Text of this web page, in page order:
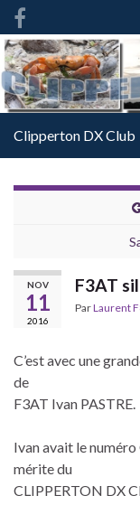
Clipperton DX Club
NOV
11
2016
F3AT
ParLaurent
C’est avec une
de
F3AT Ivan PASTRE.
Ivan avait le
mérite du
CLIPPERTON DX